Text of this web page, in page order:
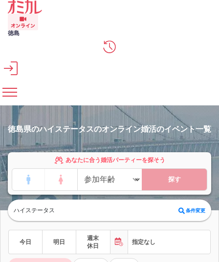
メインコンテンツへスキップ
徳島
徳島県のハイステータスのオンライン婚活のイベント一覧
あなたに合う婚活パーティーを探そう
探す
ハイステータス 条件変更
今日 明日
週末
休日
指定なし